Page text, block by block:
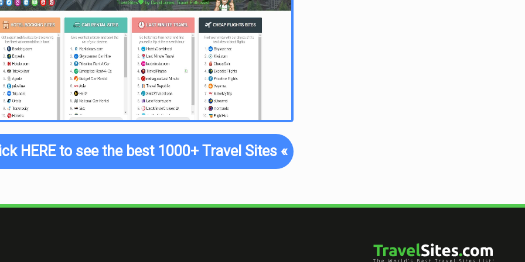
¿Hay vacaciones baratas en la playa?
Menos dinero gastado en tus vuelosyhoteles
más dinero para las playas. Ya sabes, para beber cócteles, practicar windsurf y disfrutar de cenas con
ambiente mientras ves la luna reflejada en el mar brillante.
¿Ofrece On The Beach vacaciones de playa de última hora?
motor de búsqueda personalizable significa que puedes ajustar cuando te gustaría viajar y seleccionar
las mejores ofertas de última hora más adecuadas para tus próximas vacaciones en la playa en una
variedad de destinos con impresionantes playas.
En general, On The Beach es un agente de viajes en línea asequible y fácil de usar que ofrece una
HERE to see the best 1000+ Travel Sites «